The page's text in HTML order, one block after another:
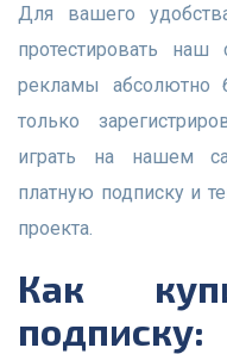
Для вашего удобства мы добавили возможность
протестировать
рекламы абсолютно
только
играть на нашем
платную подписку и
проекта.
Как купить платную
подписку: